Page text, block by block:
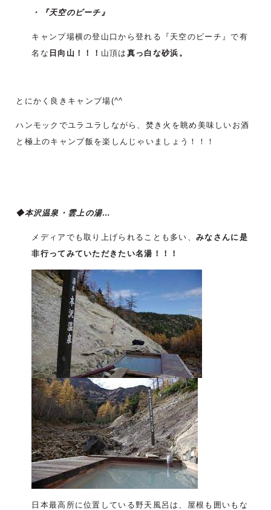
・『天空のビーチ』
キャンプ場横の登山口から登れる『天空のビーチ』で有
名な 日向山！！！ 山頂は 真っ白な砂浜。
とにかく良きキャンプ場(^^ゞ
ハンモックでユラユラしながら、焚き火を眺め美味しいお酒
と極上のキャンプ飯を楽しんじゃいましょう！！！
◆本沢温泉・雲上の湯…
メディアでも取り上げられることも多い、みなさんに是
非行ってみていただきたい名湯！！！
日本最高所に位置している野天風呂は、屋根も囲いもな